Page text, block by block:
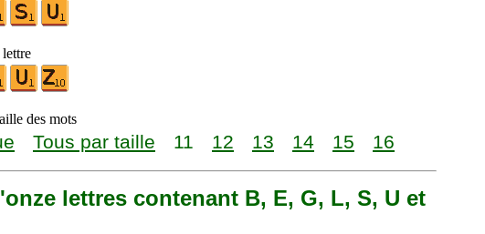
des mots
Tous par taille 11 12 13 14 15 16
lettres contenant B, E, G, L, S, U et